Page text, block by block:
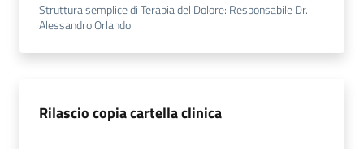
Struttura semplice di Terapia del Dolore: Responsabile Dr.
Alessandro Orlando
Rilascio copia cartella clinica